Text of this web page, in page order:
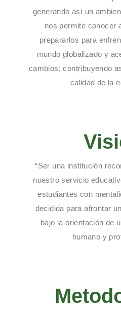
generando así un
nos permite conocer
prepararlos para
mundo globalizado y
cambios; contribuyendo
calidad de la
“Ser una institución
nuestro servicio
estudiantes con
decidida para afrontar
bajo la orientación de
humano y